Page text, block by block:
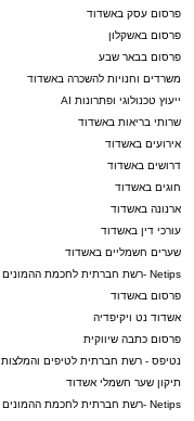
פרסום עסק באשדוד
פרסום באשקלון
פרסום בבאר שבע
משרדים וחנויות להשכרה באשדוד
ייעוץ טכנולוגי ופתרונות AI
שרותי בריאות באשדוד
אירועים באשדוד
דרושים באשדוד
חוגים באשדוד
ארנונה באשדוד
עורכי דין באשדוד
שערים חשמליים באשדוד
Netips -רשת חברתית לחכמת ההמונים
פרסום באשדוד
אשדוד נט ויקיפדיה
פרסום כתבה שיווקית
נטיפס - רשת חברתית לטיפים והמלצות
תיקון שער חשמלי אשדוד
Netips -רשת חברתית לחכמת ההמונים